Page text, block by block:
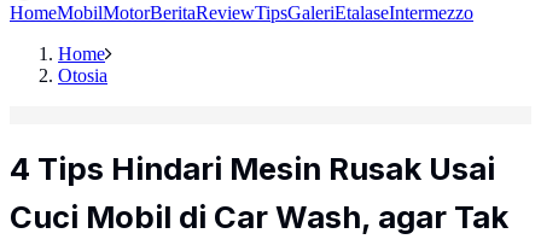
HomeMobilMotorBeritaReviewTipsGaleriEtalaseIntermezzo
Home
Otosia
4 Tips Hindari Mesin Rusak Usai
Cuci Mobil di Car Wash, agar Tak